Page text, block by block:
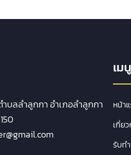
ำบลลำลูกกา อำเภอลำลูกกา
เม
หน้า
เกี่ย
รับท